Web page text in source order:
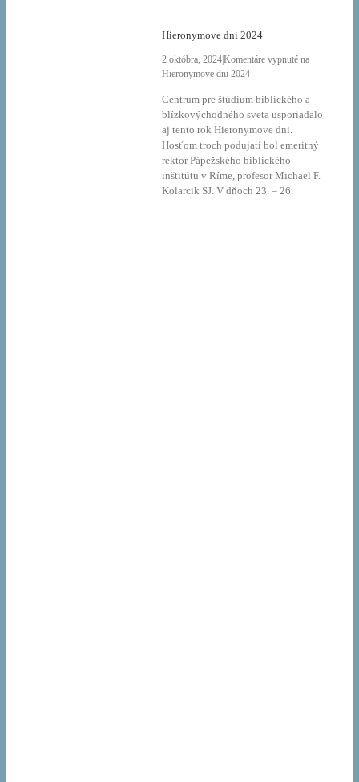
Hieronymove dni 2024
2 októbra, 2024Komentáre vypnuté na
Hieronymove dni 2024
Centrum pre štúdium biblického a
blízkovýchodného sveta usporiadalo
aj tento rok Hieronymove dni.
Hosťom troch podujatí bol emeritný
rektor Pápežského biblického
inštitútu v Ríme, profesor Michael F.
Kolarcik SJ. V dňoch 23. – 26.